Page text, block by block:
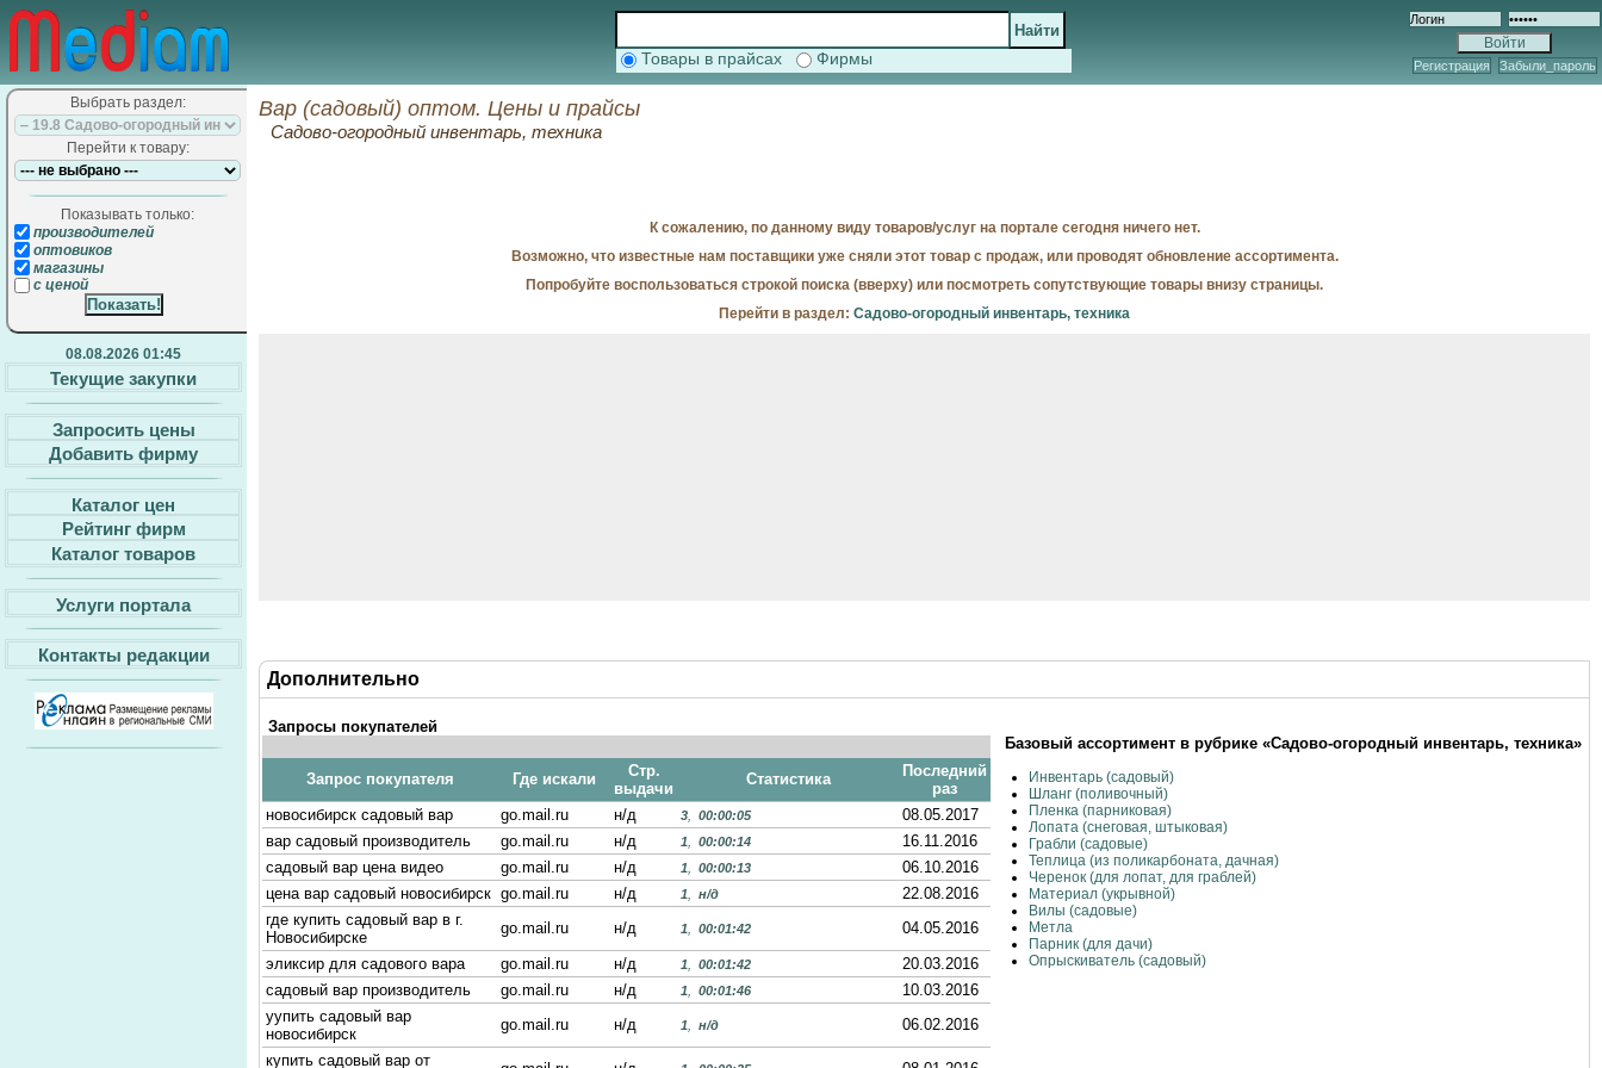
Товары в прайсах Фирмы Регистрация Забыли_пароль
Выбрать раздел:
Перейти к товару:
Показывать только:
производителей
оптовиков
магазины
с ценой
08.08.2026 01:45
Текущие закупки
Запросить цены
Добавить фирму
Каталог цен
Рейтинг фирм
Каталог товаров
Услуги портала
Контакты редакции
Вар (садовый) оптом. Цены и прайсы
Садово-огородный инвентарь, техника
К сожалению, по данному виду товаров/услуг на портале сегодня ничего нет.
Возможно, что известные нам поставщики уже сняли этот товар с продаж, или проводят обновление ассортимента.
Попробуйте воспользоваться строкой поиска (вверху) или посмотреть сопутствующие товары внизу страницы.
Перейти в раздел: Садово-огородный инвентарь, техника
Дополнительно
Запросы покупателей
Запрос покупателя Где искали
Стр.
выдачи
Статистика
Последний
раз
новосибирск садовый вар
go.mail.ru н/д 3 00:00:05
08.05.2017
вар садовый производитель
go.mail.ru н/д 1 00:00:14
16.11.2016
садовый вар цена видео
go.mail.ru н/д 1 00:00:13
06.10.2016
цена вар садовый новосибирск go.mail.ru н/д 1 н/д
22.08.2016
где купить садовый вар в г.
Новосибирске
go.mail.ru н/д 1 00:01:42
04.05.2016
эликсир для садового вара
go.mail.ru н/д 1 00:01:42
20.03.2016
садовый вар производитель
go.mail.ru н/д 1 00:01:46
10.03.2016
уупить садовый вар
новосибирск
go.mail.ru н/д 1 н/д
06.02.2016
купить садовый вар от
Базовый ассортимент в рубрике «Садово-огородный инвентарь, техника»
Инвентарь (садовый)
Шланг (поливочный)
Пленка (парниковая)
Лопата (снеговая, штыковая)
Грабли (садовые)
Теплица (из поликарбоната, дачная)
Черенок (для лопат, для граблей)
Материал (укрывной)
Вилы (садовые)
Метла
Парник (для дачи)
Опрыскиватель (садовый)